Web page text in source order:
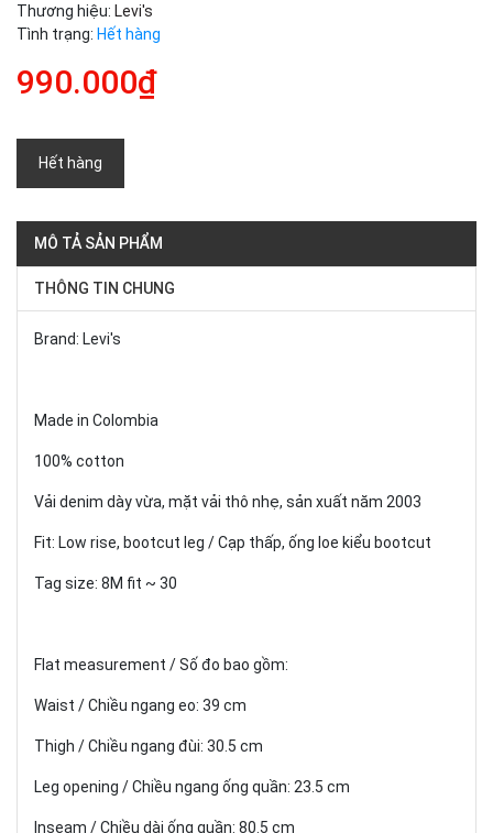
Thương hiệu: Levi's
Tình trạng: Hết hàng
990.000₫
Hết hàng
MÔ TẢ SẢN PHẨM
THÔNG TIN CHUNG
Brand: Levi's
Made in Colombia
100% cotton
Vải denim dày vừa, mặt vải thô nhẹ, sản xuất năm 2003
Fit: Low rise, bootcut leg / Cạp thấp, ống loe kiểu bootcut
Tag size: 8M fit ~ 30
Flat measurement / Số đo bao gồm:
Waist / Chiều ngang eo: 39 cm
Thigh / Chiều ngang đùi: 30.5 cm
Leg opening / Chiều ngang ống quần: 23.5 cm
Inseam / Chiều dài ống quần: 80.5 cm